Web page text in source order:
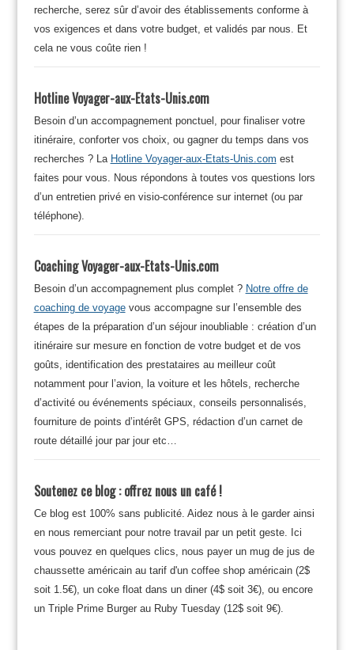
recherche, serez sûr d’avoir des établissements conforme à
vos exigences et dans votre budget, et validés par nous. Et
cela ne vous coûte rien !
Hotline Voyager-aux-Etats-Unis.com
Besoin d’un accompagnement ponctuel, pour finaliser votre
itinéraire, conforter vos choix, ou gagner du temps dans vos
recherches ? La Hotline Voyager-aux-Etats-Unis.com est
faites pour vous. Nous répondons à toutes vos questions lors
d’un entretien privé en visio-conférence sur internet (ou par
téléphone).
Coaching Voyager-aux-Etats-Unis.com
Besoin d’un accompagnement plus complet ? Notre offre de
coaching de voyagevous accompagne sur l’ensemble des
étapes de la préparation d’un séjour inoubliable : création d’un
itinéraire sur mesure en fonction de votre budget et de vos
goûts, identification des prestataires au meilleur coût
notamment pour l’avion, la voiture et les hôtels, recherche
d’activité ou événements spéciaux, conseils personnalisés,
fourniture de points d’intérêt GPS, rédaction d’un carnet de
route détaillé jour par jour etc…
Soutenez ce blog : offrez nous un café !
Ce blog est 100% sans publicité. Aidez nous à le garder ainsi
en nous remerciant pour notre travail par un petit geste. Ici
vous pouvez en quelques clics, nous payer un mug de jus de
chaussette américain au tarif d'un coffee shop américain (2$
soit 1.5€), un coke float dans un diner (4$ soit 3€), ou encore
un Triple Prime Burger au Ruby Tuesday (12$ soit 9€).